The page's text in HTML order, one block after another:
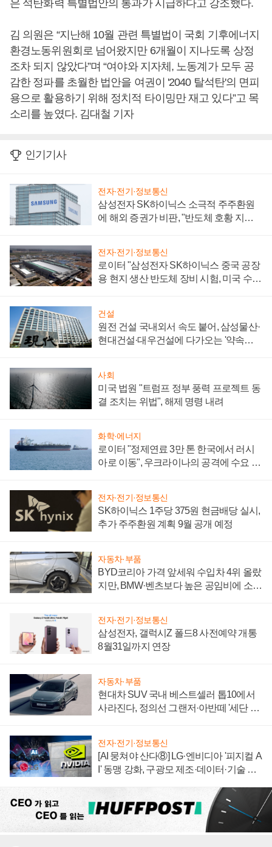
은 석탄화력 특별법안의 통과가 시급하다고 강조했다.
김 의원은 “지난해 10월 관련 특별법이 국회 기후에너지
환경노동위원회로 넘어왔지만 6개월이 지나도록 상정
조차 되지 않았다”며 “여야와 지자체, 노동계가 모두 공
감한 정파를 초월한 법안을 여권이 '2040 탈석탄'의 면피
용으로 활용하기 위해 정치적 타이밍만 재고 있다”고 목
소리를 높였다. 김대철 기자
인기기사
전자·전기·정보통신
삼성전자 SK하이닉스 소극적 주주환원
에 해외 증권가 비판, "반도체 호황 지속
전자·전기·정보통신
로이터 "삼성전자 SK하이닉스 중국 공장
용 현지 생산 반도체 장비 시험, 미국 수출
건설
원전 건설 국내외서 속도 붙어, 삼성물산·
현대건설·대우건설에 다가오는 '약속의
사회
미국 법원 "트럼프 정부 풍력 프로젝트 동
결 조치는 위법", 해제 명령 내려
화학·에너지
로이터 "정제연료 3만 톤 한국에서 러시
아로 이동", 우크라이나의 공격에 수요 늘
전자·전기·정보통신
SK하이닉스 1주당 375원 현금배당 실시,
추가 주주환원 계획 9월 공개 예정
자동차·부품
BYD코리아 가격 앞세워 수입차 4위 올랐
지만, BMW·벤츠보다 높은 공임비에 소비
전자·전기·정보통신
삼성전자, 갤럭시Z 폴드8 사전예약 개통
8월31일까지 연장
자동차·부품
현대차 SUV 국내 베스트셀러 톱10에서
사라진다, 정의선 그랜저·아반떼 '세단 쌍
전자·전기·정보통신
[AI 뭉쳐야 산다⑧] LG·엔비디아 '피지컬 A
I' 동맹 강화, 구광모 제조·데이터·기술 결